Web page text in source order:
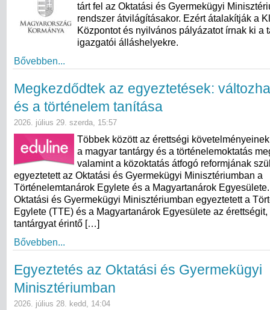
tárt fel az Oktatási és Gyermekügyi
rendszer átvilágításakor. Ezért átalakítják a
Központot és nyilvános pályázatot írnak ki a
igazgatói álláshelyekre.
Bővebben...
Megkezdődtek az egyeztetések:
és a történelem tanítása
2026. július 29. szerda, 15:57
Többek között az érettségi
a magyar tantárgy és a történelemoktatás
valamint a közoktatás átfogó reformjának
egyeztetett az Oktatási és Gyermekügyi Minisztériumban a
Történelemtanárok Egylete és a Magyartanárok
Oktatási és Gyermekügyi Minisztériumban egyeztetett a
Egylete (TTE) és a Magyartanárok Egyesülete az
tantárgyat érintő […]
Bővebben...
Egyeztetés az Oktatási és Gyermekügyi
Minisztériumban
2026. július 28. kedd, 14:04